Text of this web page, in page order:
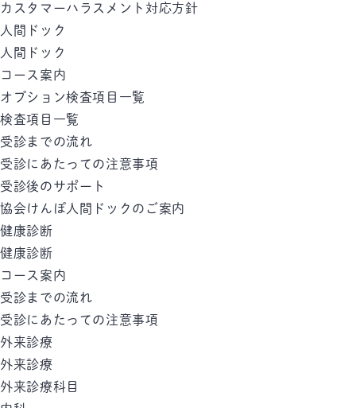
カスタマーハラスメント対応方針
人間ドック
人間ドック
コース案内
オプション検査項目一覧
検査項目一覧
受診までの流れ
受診にあたっての注意事項
受診後のサポート
協会けんぽ人間ドックのご案内
健康診断
健康診断
コース案内
受診までの流れ
受診にあたっての注意事項
外来診療
外来診療
外来診療科目